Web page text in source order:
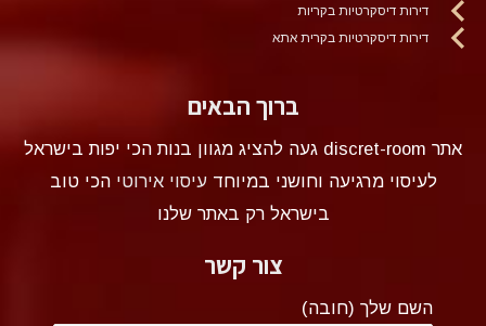
דירות דיסקרטיות בקריות
דירות דיסקרטיות בקרית אתא
ברוך הבאים
אתר discret-room געה להציג מגוון בנות הכי יפות בישראל
לעיסוי מרגיעה וחושני במיוחדעיסוי אירוטי הכי טוב
בישראל רק באתר שלנו
צור קשר
השם שלך (חובה)